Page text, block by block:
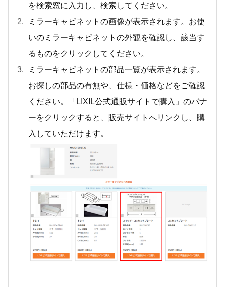
を検索窓に入力し、検索してください。
ミラーキャビネットの画像が表示されます。お使
いのミラーキャビネットの外観を確認し、該当す
るものをクリックしてください。
ミラーキャビネットの部品一覧が表示されます。
お探しの部品の有無や、仕様・価格などをご確認
ください。「LIXIL公式通販サイトで購入」のバナ
ーをクリックすると、販売サイトへリンクし、購
入していただけます。